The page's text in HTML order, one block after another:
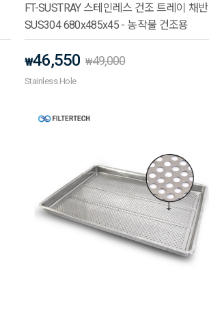
FT-SUSTRAY 스테인레스 건조 트레이 채반
SUS304 680x485x45 - 농작물 건조용
₩46,550 ₩49,000
Stainless Hole